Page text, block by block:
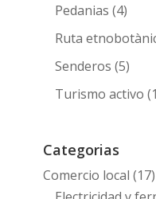
Pedanias (4)
Ruta
Senderos (5)
Turismo activo
Categorias
Comercio local (17)